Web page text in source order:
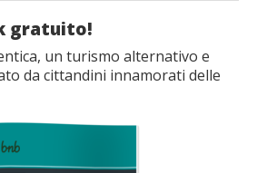
gratuito!
un turismo alternativo e
da cittandini innamorati delle